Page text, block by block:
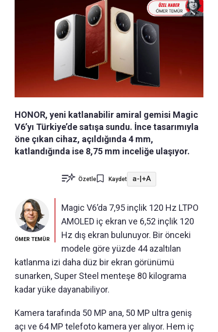
HONOR, yeni katlanabilir amiral gemisi Magic
V6’yı Türkiye’de satışa sundu. İnce tasarımıyla
öne çıkan cihaz, açıldığında 4 mm,
katlandığında ise 8,75 mm inceliğe ulaşıyor.
Özetle Kaydet a- +A
ÖMER TEMÜR
Magic V6’da 7,95 inçlik 120 Hz LTPO
AMOLED iç ekran ve 6,52 inçlik 120
Hz dış ekran bulunuyor. Bir önceki
modele göre yüzde 44 azaltılan
katlanma izi daha düz bir ekran görünümü
sunarken, Super Steel menteşe 80 kilograma
kadar yüke dayanabiliyor.
Kamera tarafında 50 MP ana, 50 MP ultra geniş
açı ve 64 MP telefoto kamera yer alıyor. Hem iç